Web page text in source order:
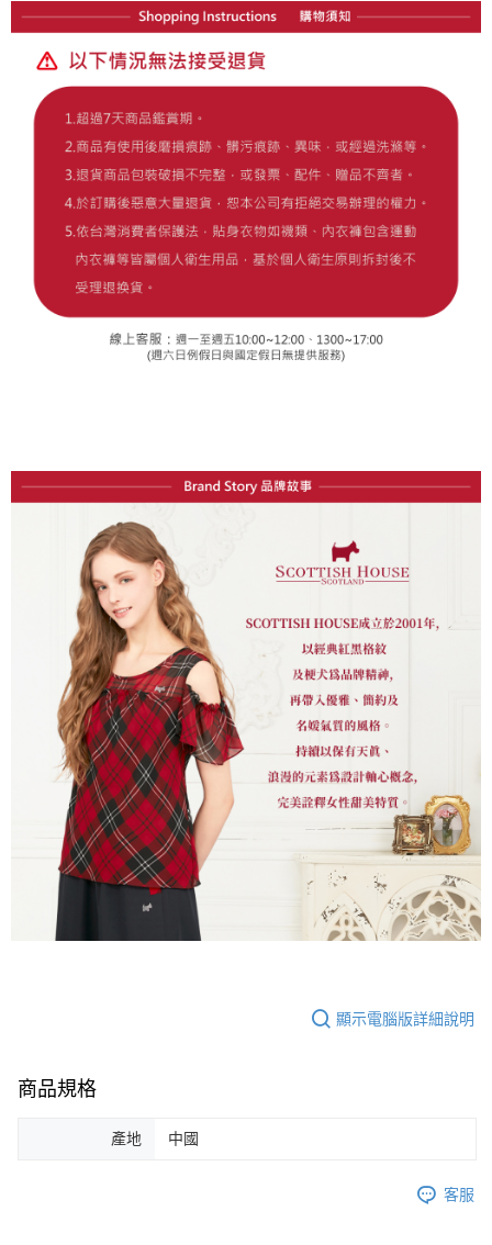
顯示電腦版詳細說明
商品規格
產地 中國
客服